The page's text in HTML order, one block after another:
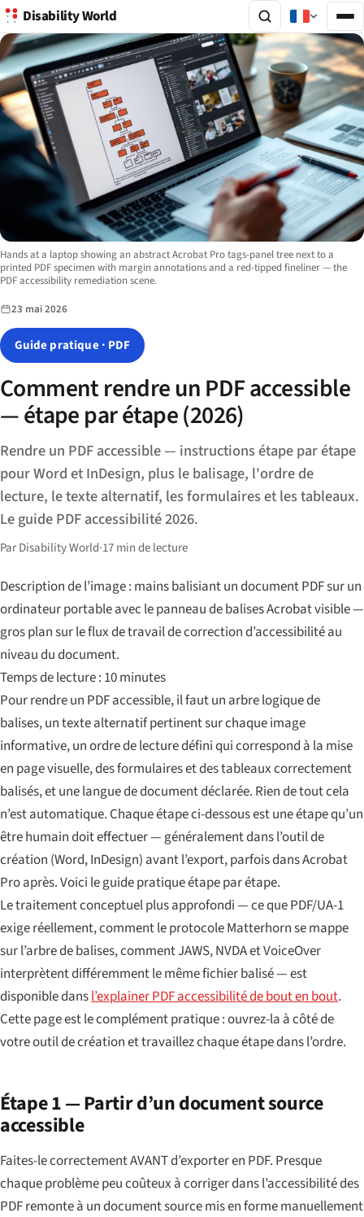
Disability World
Image description:
Hands at a laptop showing an abstract Acrobat Pro tags-panel tree next to a
printed PDF specimen with margin annotations and a red-tipped fineliner — the
PDF accessibility remediation scene.
23 mai 2026
Guide pratique · PDF
Comment rendre un PDF accessible
— étape par étape (2026)
Rendre un PDF accessible — instructions étape par étape
pour Word et InDesign, plus le balisage, l'ordre de
lecture, le texte alternatif, les formulaires et les tableaux.
Le guide PDF accessibilité 2026.
Par Disability World·17 min de lecture
Description de l’image : mains balisiant un document PDF sur un
ordinateur portable avec le panneau de balises Acrobat visible —
gros plan sur le flux de travail de correction d’accessibilité au
niveau du document.
Temps de lecture : 10 minutes
Pour rendre un PDF accessible, il faut un arbre logique de
balises, un texte alternatif pertinent sur chaque image
informative, un ordre de lecture défini qui correspond à la mise
en page visuelle, des formulaires et des tableaux correctement
balisés, et une langue de document déclarée. Rien de tout cela
n’est automatique. Chaque étape ci-dessous est une étape qu’un
être humain doit effectuer — généralement dans l’outil de
création (Word, InDesign) avant l’export, parfois dans Acrobat
Pro après. Voici le guide pratique étape par étape.
Le traitement conceptuel plus approfondi — ce que PDF/UA-1
exige réellement, comment le protocole Matterhorn se mappe
sur l’arbre de balises, comment JAWS, NVDA et VoiceOver
interprètent différemment le même fichier balisé — est
disponible dansl’explainer PDF accessibilité de bout en bout.
Cette page est le complément pratique : ouvrez-la à côté de
votre outil de création et travaillez chaque étape dans l’ordre.
Étape 1 — Partir d’un document source
accessible
Faites-le correctement AVANT d’exporter en PDF. Presque
chaque problème peu coûteux à corriger dans l’accessibilité des
PDF remonte à un document source mis en forme manuellement